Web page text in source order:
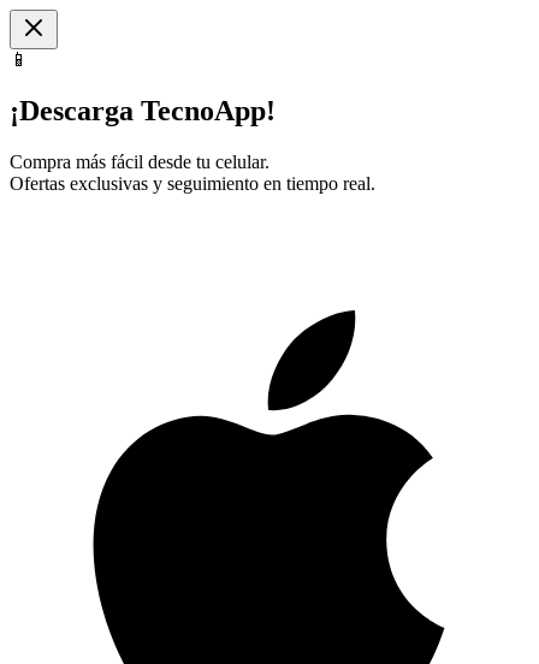
📱
¡Descarga TecnoApp!
Compra más fácil desde tu celular.
Ofertas exclusivas y seguimiento en tiempo real.